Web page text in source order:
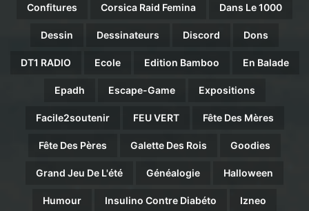
Confitures Corsica Raid Femina Dans Le 1000
Dessin Dessinateurs Discord Dons
DT1 RADIO Ecole Edition Bamboo En Balade
Epadh Escape-Game Expositions
Facile2soutenir FEU VERT Fête Des Mères
Fête Des Pères Galette Des Rois Goodies
Grand Jeu De L'été Généalogie Halloween
Humour Insulino Contre Diabéto Izneo